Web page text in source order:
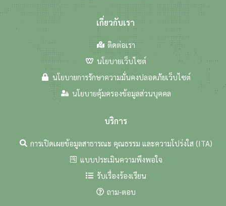
เกี่ยวกับเรา
ติดต่อเรา
นโยบายเว็บไซต์
นโยบายการรักษาความมั่นคงปลอดภัยเว็บไซต์
นโยบายคุ้มครองข้อมูลส่วนบุคคล
บริการ
การเปิดเผยข้อมูลสาธารณะ คุณธรรม และความโปร่งใส (ITA)
แบบประเมินความพึงพอใจ
รับเรื่องร้องเรียน
ถาม-ตอบ